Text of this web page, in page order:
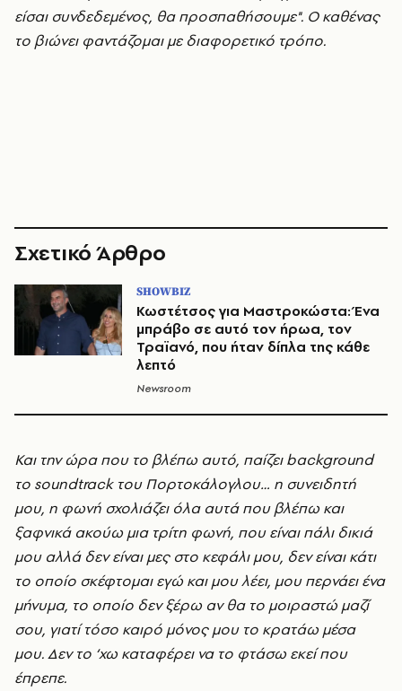
είσαι συνδεδεμένος, θα προσπαθήσουμε". Ο καθένας
το βιώνει φαντάζομαι με διαφορετικό τρόπο.
Σχετικό Άρθρο
SHOWBIZ
Κωστέτσος για Μαστροκώστα: Ένα
μπράβο σε αυτό τον ήρωα, τον
Τραϊανό, που ήταν δίπλα της κάθε
λεπτό
Newsroom
Και την ώρα που το βλέπω αυτό, παίζει background
το soundtrack του Πορτοκάλογλου… η συνειδητή
μου, η φωνή σχολιάζει όλα αυτά που βλέπω και
ξαφνικά ακούω μια τρίτη φωνή, που είναι πάλι δικιά
μου αλλά δεν είναι μες στο κεφάλι μου, δεν είναι κάτι
το οποίο σκέφτομαι εγώ και μου λέει, μου περνάει ένα
μήνυμα, το οποίο δεν ξέρω αν θα το μοιραστώ μαζί
σου, γιατί τόσο καιρό μόνος μου το κρατάω μέσα
μου. Δεν το ‘χω καταφέρει να το φτάσω εκεί που
έπρεπε.